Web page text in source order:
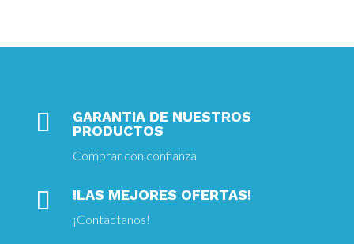

GARANTIA DE NUESTROS
PRODUCTOS
Comprar con confianza
 !LAS MEJORES OFERTAS!
¡Contáctanos!